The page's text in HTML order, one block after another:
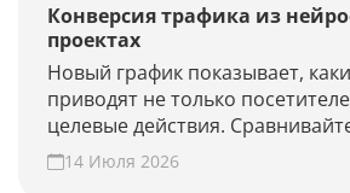
Конверсия трафика из
проектах
Новый график показывает,
приводят не только
целевые действия.
периоды, находите точки роста.
GEO-проект и проверьте
14 Июля 2026